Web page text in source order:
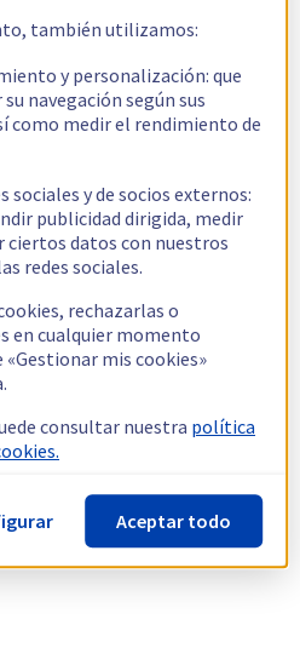
también utilizamos:
y personalización: que
navegación según sus
como medir el rendimiento de
sociales y de socios externos:
publicidad dirigida, medir
ciertos datos con nuestros
redes sociales.
rechazarlas o
en cualquier momento
«Gestionar mis cookies»
consultar nuestra política
Aceptar todo